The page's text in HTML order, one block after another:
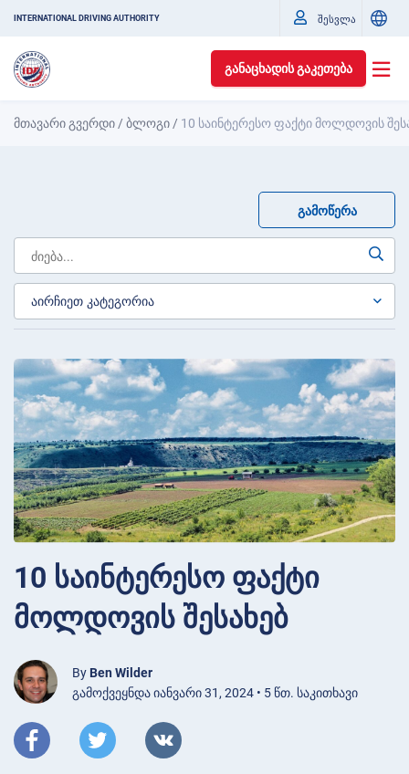
INTERNATIONAL DRIVING AUTHORITY შესვლა
ᲒᲐᲜᲐᲪᲮᲐᲓᲘᲡ ᲒᲐᲙᲔᲗᲔᲑᲐ
მთავარი გვერდი /ბლოგი / 10 საინტერესო ფაქტი მოლდოვის
ᲒᲐᲛᲝᲬᲔᲠᲐ
10 საინტერესო ფაქტი
მოლდოვის შესახებ
By Ben Wilder
გამოქვეყნდა იანვარი 31, 2024 • 5 წთ. საკითხავი